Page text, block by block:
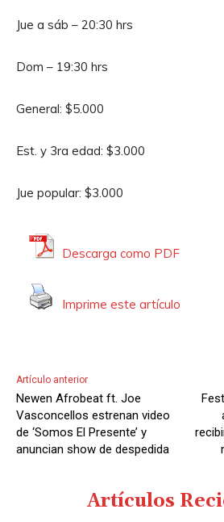
r
e
u
i
Jue a sáb – 20:30 hrs
Dom – 19:30 hrs
General: $5.000
Est. y 3ra edad: $3.000
Jue popular: $3.000
Descarga como PDF
Imprime este artículo
Artículo anterior
Newen Afrobeat ft. Joe
Vasconcellos estrenan video
de ‘Somos El Presente’ y
anuncian show de despedida
Artículos